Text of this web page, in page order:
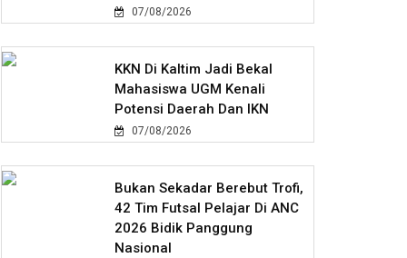
07/08/2026
KKN Di Kaltim Jadi Bekal
Mahasiswa UGM Kenali
Potensi Daerah Dan IKN
07/08/2026
Bukan Sekadar Berebut Trofi,
42 Tim Futsal Pelajar Di ANC
2026 Bidik Panggung
Nasional